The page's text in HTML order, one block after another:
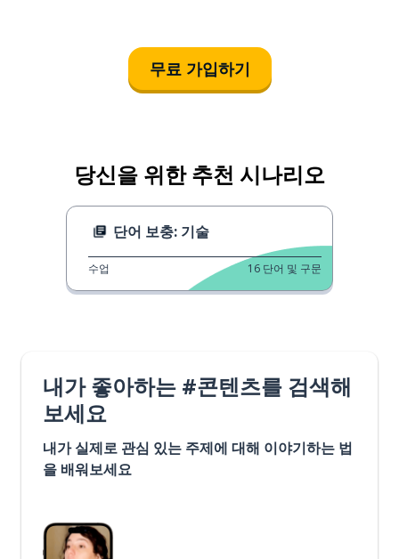
무료 가입하기
당신을 위한 추천 시나리오
단어 보충: 기술
수업 16 단어 및 구문
내가 좋아하는 #콘텐츠를 검색해
보세요
내가 실제로 관심 있는 주제에 대해 이야기하는 법
을 배워보세요